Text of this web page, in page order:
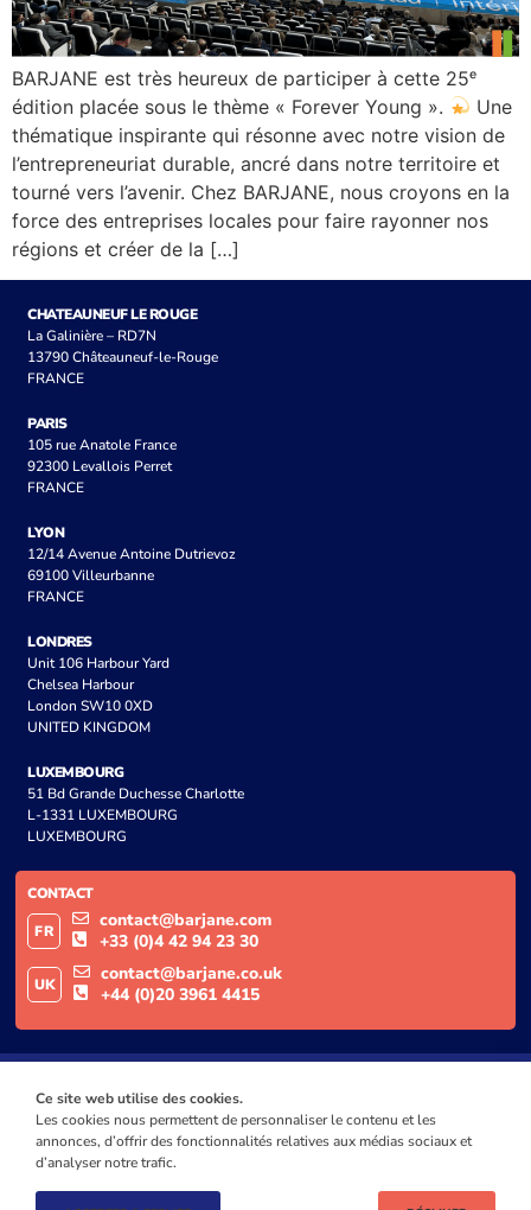
BARJANE est très heureux de participer à cette 25ᵉ
édition placée sous le thème « Forever Young ».
Une
thématique inspirante qui résonne avec notre vision de
l’entrepreneuriat durable, ancré dans notre territoire et
tourné vers l’avenir. Chez BARJANE, nous croyons en la
force des entreprises locales pour faire rayonner nos
régions et créer de la […]
CHATEAUNEUF LE ROUGE
La Galinière – RD7N
13790 Châteauneuf-le-Rouge
FRANCE
PARIS
105 rue Anatole France
92300 Levallois Perret
FRANCE
LYON
12/14 Avenue Antoine Dutrievoz
69100 Villeurbanne
FRANCE
LONDRES
Unit 106 Harbour Yard
Chelsea Harbour
London SW10 0XD
UNITED KINGDOM
LUXEMBOURG
51 Bd Grande Duchesse Charlotte
L-1331 LUXEMBOURG
LUXEMBOURG
CONTACT
FR
contact@barjane.com
+33 (0)4 42 94 23 30
UK
contact@barjane.co.uk
+44 (0)20 3961 4415
Ce site web utilise des cookies.
Les cookies nous permettent de personnaliser le contenu et les
annonces, d’offrir des fonctionnalités relatives aux médias sociaux et
d’analyser notre trafic.